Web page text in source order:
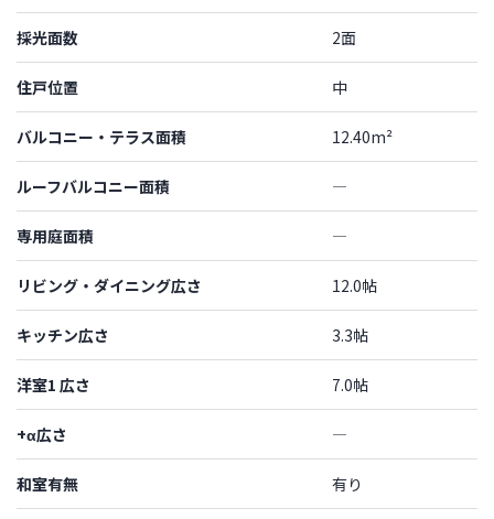
採光面数 2面
住戸位置 中
バルコニー・テラス面積 12.40m²
ルーフバルコニー面積 ―
専用庭面積 ―
リビング・ダイニング広さ 12.0帖
キッチン広さ 3.3帖
洋室1 広さ 7.0帖
+α広さ ―
和室有無 有り